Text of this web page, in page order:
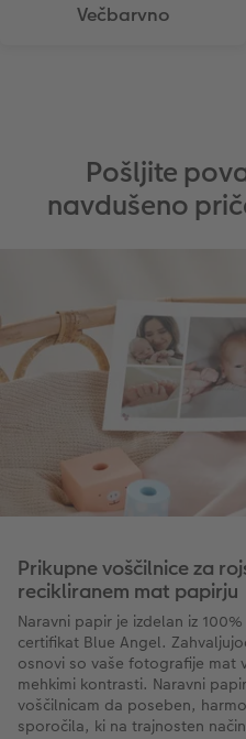
Večbarvno
Pošljite
navdušeno
Prikupne voščilnice za
recikliranem mat papirju
Naravni papir je izdelan iz
certifikat Blue Angel.
osnovi so vaše fotografije mat
mehkimi kontrasti. Naravni
voščilnicam da poseben,
sporočila, ki na trajnosten